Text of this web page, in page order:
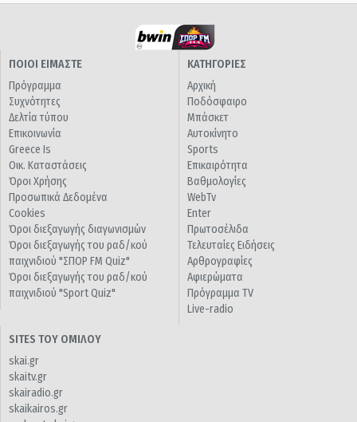
ΠΟΙΟΙ ΕΙΜΑΣΤΕ
Πρόγραμμα
Συχνότητες
Δελτία τύπου
Επικοινωνία
Greece Is
Οικ. Καταστάσεις
Όροι Χρήσης
Προσωπικά Δεδομένα
Cookies
Όροι διεξαγωγής διαγωνισμών
Όροι διεξαγωγής του ραδ/κού
παιχνιδιού "ΣΠΟΡ FM Quiz"
Όροι διεξαγωγής του ραδ/κού
παιχνιδιού "Sport Quiz"
ΚΑΤΗΓΟΡΙΕΣ
Αρχική
Ποδόσφαιρο
Μπάσκετ
Αυτοκίνητο
Sports
Επικαιρότητα
Βαθμολογίες
WebTv
Enter
Πρωτοσέλιδα
Τελευταίες Ειδήσεις
Αρθρογραφίες
Αφιερώματα
Πρόγραμμα TV
Live-radio
SITES ΤΟΥ ΟΜΙΛΟΥ
skai.gr
skaitv.gr
skairadio.gr
skaikairos.gr